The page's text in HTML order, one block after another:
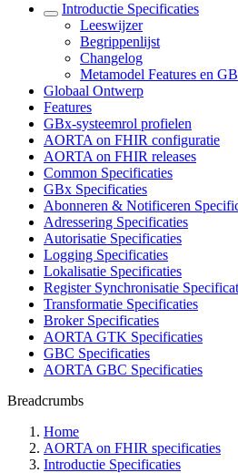
Introductie Specificaties
Leeswijzer
Begrippenlijst
Changelog
Metamodel Features en
Globaal Ontwerp
Features
GBx-systeemrol profielen
AORTA on FHIR configuratie
AORTA on FHIR releases
Common Specificaties
GBx Specificaties
Abonneren & Notificeren
Adressering Specificaties
Autorisatie Specificaties
Logging Specificaties
Lokalisatie Specificaties
Register Synchronisatie
Transformatie Specificaties
Broker Specificaties
AORTA GTK Specificaties
GBC Specificaties
AORTA GBC Specificaties
Breadcrumbs
Home
AORTA on FHIR specificaties
Introductie Specificaties